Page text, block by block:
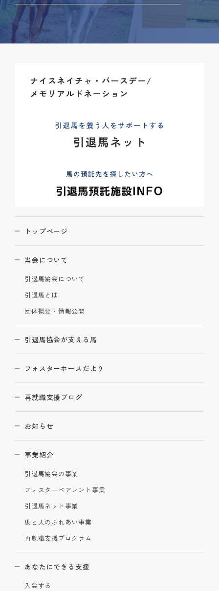
トップページ
当会について
引退馬協会について
引退馬とは
団体概要・情報公開
引退馬協会が支える馬
フォスターホースだより
再就職支援ブログ
お知らせ
事業紹介
引退馬協会の事業
フォスターペアレント事業
引退馬ネット事業
馬と人のふれあい事業
再就職支援プログラム
あなたにできる支援
入会する